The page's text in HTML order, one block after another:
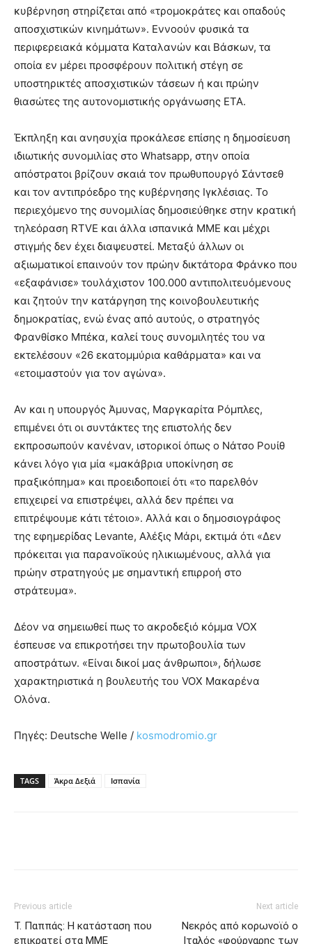
κυβέρνηση στηρίζεται από «τρομοκράτες και οπαδούς
αποσχιστικών κινημάτων». Εννοούν φυσικά τα
περιφερειακά κόμματα Καταλανών και Βάσκων, τα
οποία εν μέρει προσφέρουν πολιτική στέγη σε
υποστηρικτές αποσχιστικών τάσεων ή και πρώην
θιασώτες της αυτονομιστικής οργάνωσης ΕΤΑ.
Έκπληξη και ανησυχία προκάλεσε επίσης η δημοσίευση
ιδιωτικής συνομιλίας στο Whatsapp, στην οποία
απόστρατοι βρίζουν σκαιά τον πρωθυπουργό Σάντσεθ
και τον αντιπρόεδρο της κυβέρνησης Ιγκλέσιας. Το
περιεχόμενο της συνομιλίας δημοσιεύθηκε στην κρατική
τηλεόραση RTVE και άλλα ισπανικά ΜΜΕ και μέχρι
στιγμής δεν έχει διαψευστεί. Μεταξύ άλλων οι
αξιωματικοί επαινούν τον πρώην δικτάτορα Φράνκο που
«εξαφάνισε» τουλάχιστον 100.000 αντιπολιτευόμενους
και ζητούν την κατάργηση της κοινοβουλευτικής
δημοκρατίας, ενώ ένας από αυτούς, ο στρατηγός
Φρανθίσκο Μπέκα, καλεί τους συνομιλητές του να
εκτελέσουν «26 εκατομμύρια καθάρματα» και να
«ετοιμαστούν για τον αγώνα».
Αν και η υπουργός Άμυνας, Μαργκαρίτα Ρόμπλες,
επιμένει ότι οι συντάκτες της επιστολής δεν
εκπροσωπούν κανέναν, ιστορικοί όπως ο Νάτσο Ρουίθ
κάνει λόγο για μία «μακάβρια υποκίνηση σε
πραξικόπημα» και προειδοποιεί ότι «το παρελθόν
επιχειρεί να επιστρέψει, αλλά δεν πρέπει να
επιτρέψουμε κάτι τέτοιο». Αλλά και ο δημοσιογράφος
της εφημερίδας Levante, Αλέξις Μάρι, εκτιμά ότι «Δεν
πρόκειται για παρανοϊκούς ηλικιωμένους, αλλά για
πρώην στρατηγούς με σημαντική επιρροή στο
στράτευμα».
Δέον να σημειωθεί πως το ακροδεξιό κόμμα VOX
έσπευσε να επικροτήσει την πρωτοβουλία των
αποστράτων. «Είναι δικοί μας άνθρωποι», δήλωσε
χαρακτηριστικά η βουλευτής του VOX Μακαρένα
Ολόνα.
Πηγές: Deutsche Welle / kosmodromio.gr
TAGS Άκρα Δεξιά Ισπανία
Previous article
Τ. Παππάς: Η κατάσταση που
επικρατεί στα ΜΜΕ
Next article
Νεκρός από κορωνοϊό ο
Ιταλός «φούρναρης των